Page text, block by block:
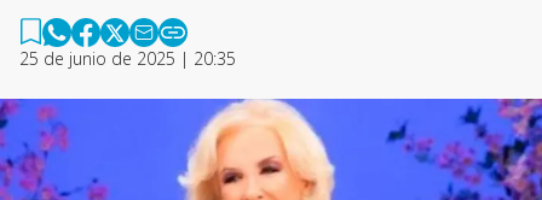
25 de junio de 2025 | 20:35